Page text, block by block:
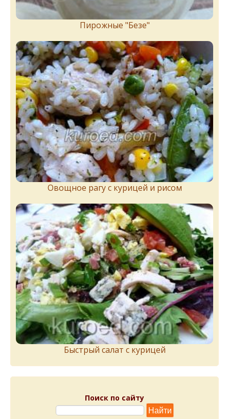
Пирожныe "Бeзe"
Овощное рагу с курицей и рисом
Быстрый салат с курицей
Поиск по сайту